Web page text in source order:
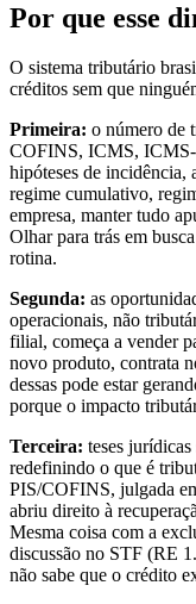
Por que esse
O sistema tributário
créditos sem que
Primeira: o número de
COFINS, ICMS,
hipóteses de incidência,
regime cumulativo,
empresa, manter tudo
Olhar para trás em
rotina.
Segunda: as
operacionais, não
filial, começa a vender
novo produto, contrata
dessas pode estar
porque o impacto
Terceira: teses
redefinindo o que é
PIS/COFINS, julgada
abriu direito à
Mesma coisa com a
discussão no STF (RE
não sabe que o crédito